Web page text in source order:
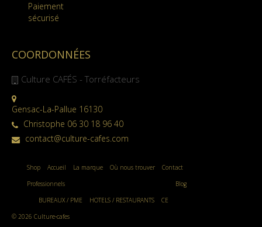
Paiement
sécurisé
COORDONNÉES
Culture CAFÉS - Torréfacteurs
Gensac-La-Pallue 16130
Christophe 06 30 18 96 40
contact@culture-cafes.com
Shop Accueil La marque Où nous trouver
Contact
Professionnels
BUREAUX / PME
HOTELS / RESTAURANTS CE
Blog
© 2026 Culture-cafes